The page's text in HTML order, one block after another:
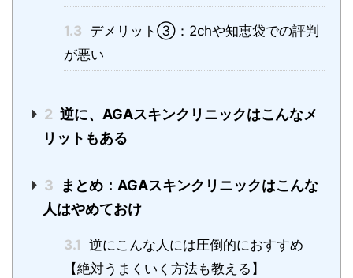
1.3 デメリット③：2chや知恵袋での評判
が悪い
2 逆に、AGAスキンクリニックはこんなメ
リットもある
3
まとめ：AGAスキンクリニックはこんな
人はやめておけ
3.1 逆にこんな人には圧倒的におすすめ
【絶対うまくいく方法も教える】